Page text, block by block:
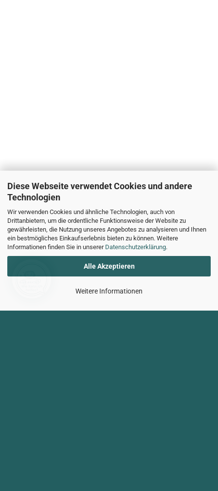
Diese Webseite verwendet Cookies und andere
Technologien
Wir verwenden Cookies und ähnliche Technologien, auch von
Drittanbietern, um die ordentliche Funktionsweise der Website zu
gewährleisten, die Nutzung unseres Angebotes zu analysieren und Ihnen
ein bestmögliches Einkaufserlebnis bieten zu können. Weitere
Informationen finden Sie in unserer Datenschutzerklärung.
Alle Akzeptieren
Weitere Informationen
Wie kann ich Ihnen helfen?